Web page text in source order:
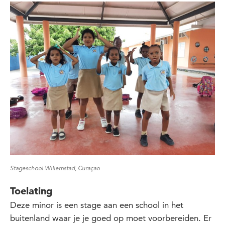
Stageschool Willemstad, Curaçao
Toelating
Deze minor is een stage aan een school in het
buitenland waar je je goed op moet voorbereiden. Er